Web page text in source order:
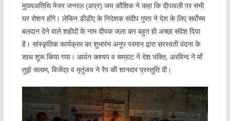
मुख्यअतिथि मेजर जनरल (अप्र) जय कौशिक ने कहा कि दीपावली पर सभी
घर रोशन होंगे। लेकिन डीडीए के निदेशक संदीप गुप्ता ने देश के लिए सर्वोच्च
बलदान देने वाले शहीदों के नाम दीपक जला कर बहुत ही अच्छा संदेश दिया
है। सांस्कृतिक कार्यक्रम का शुभारंभ अनूप परमान द्वारा सरस्वती वंदना के
साथ शुरू किया गया। आर्यन कश्यप व सम्राट ने देश भक्ति, अरविन्द ने माँ
तुझे सलाम, विजेंद्र व मृतुंजय ने रैप की शानदार प्रस्तुति दी।